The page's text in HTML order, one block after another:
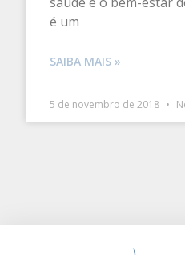
é um
SAIBA MAIS »
5 de novembro de 2018